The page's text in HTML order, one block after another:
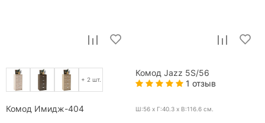
+ 2 шт.
Комод Имидж-404
Комод Jazz 5S/56
1 отзыв
Ш:56 x Г:40.3 x В:116.6 см.